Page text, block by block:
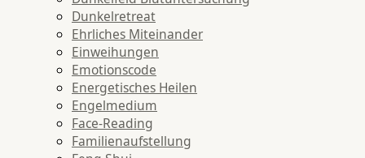
Dunkelretreat
Ehrliches Miteinander
Einweihungen
Emotionscode
Energetisches Heilen
Engelmedium
Face-Reading
Familienaufstellung